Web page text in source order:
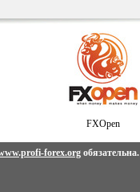
FXOpen
forex.orgобязательна.